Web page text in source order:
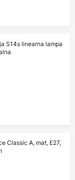
S14s linearna lampa
Classic A, mat, E27,